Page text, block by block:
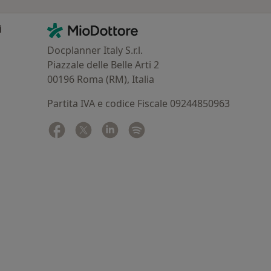
Contatti
MioDottore - Homepage
Docplanner Italy S.r.l.
Piazzale delle Belle Arti 2
00196 Roma (RM), Italia
Partita IVA e codice Fiscale 09244850963
Facebook
si apre in una nuova scheda
Twitter
si apre in una nuova scheda
Linkedin
si apre in una nuova scheda